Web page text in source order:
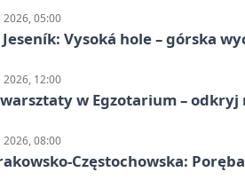
05:00
Vysoká hole – górska
12:00
w Egzotarium –
08:00
Częstochowska: